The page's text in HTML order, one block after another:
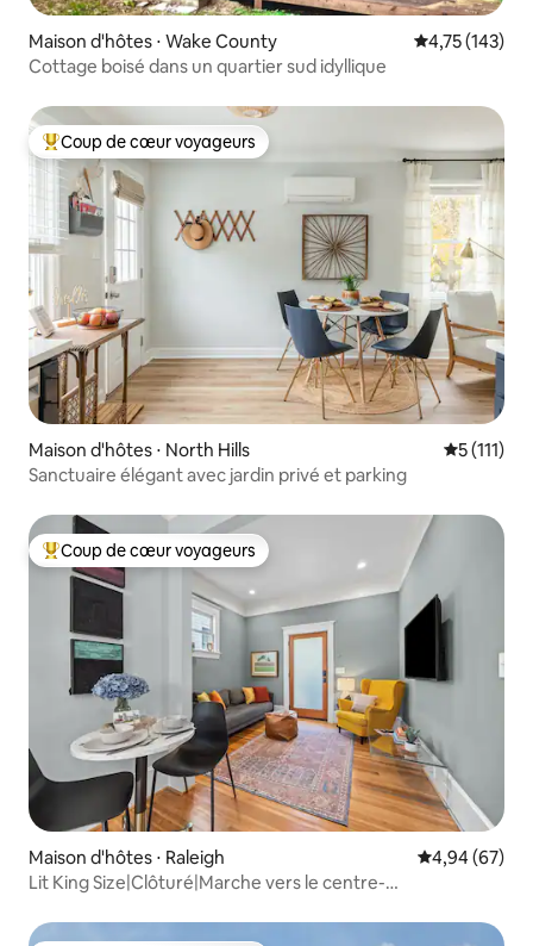
Maison d'hôtes ⋅ Wake County Évaluation
4,75 (143)
Cottage boisé dans un quartier sud idyllique
Coups de cœur voyageurs les plus appréciés
Coup de cœur voyageurs
Maison d'hôtes ⋅ North Hills Évaluation
5 (111)
Sanctuaire élégant avec jardin privé et parking
Coups de cœur voyageurs les plus appréciés
Coup de cœur voyageurs
Maison d'hôtes ⋅ Raleigh Évaluation
4,94 (67)
Lit King Size|Clôturé|Marche vers le centre-